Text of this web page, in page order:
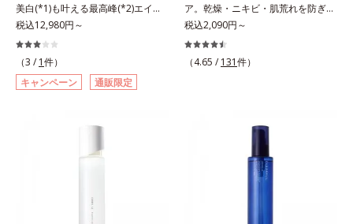
こと*2 敏感肌対象連用テスト済
（すべての方のお肌に合うというこ
とではありません）*3 乾燥して敏
感に感じやすい状態のこと*4 発酵
アミノ酸（ポリグルタミン酸）配合
＝乾燥を防ぎ、うるおいに満ちた肌
（エルゴチオネイン）配合＝肌を整
物由来アミノ酸（エクトイン）配合
を除くLM＝さっぱり高保湿タイプ
しました。さらに、シリーズ共通の
美容成分「GLルートブースター
(*10)」を配合することで、肌のふ
っくら感や透明感を叶えます。美白
果的なシナジー設計で、あなたのエ
イジングケアを応援します。*1 メ
ラニンの生成を抑え、シミ・ソバカ
スを防ぐ（ウォッシュを除く）*2
美白(*1)も叶える最高峰(*2)エイジ
ングケア(*3)。ハリも透明感(*4)も
結果主義。年齢サイン(*5)の因子に
着目した肌科学エイジングケア(*3)
シリーズ。オルビスユー ドットシ
リーズは、年齢による肌悩み一つ一
ていることの根本原因に着目。加齢
いて研究を進めたところ、弾力感の
ある「透明感のなさ」が現れること
税込12,980円～
（3 / 1件）
キャンペーン
通販限定
ア。乾燥・ニキビ・肌荒れを防ぎハ
リ・ツヤのある、好印象な清潔透明
肌(*1)へ。オルビス ミスターは、男
性の清潔感、爽やかさ、若々しさの
(*3)。ニキビ・肌荒れ予防有効成分
と保湿成分を新たに配合。これまで
の乾燥・テカリへのケアはそのまま
に、肌荒れ・ニキビ予防など“今”の
税込2,090円～
（4.65 / 131件）